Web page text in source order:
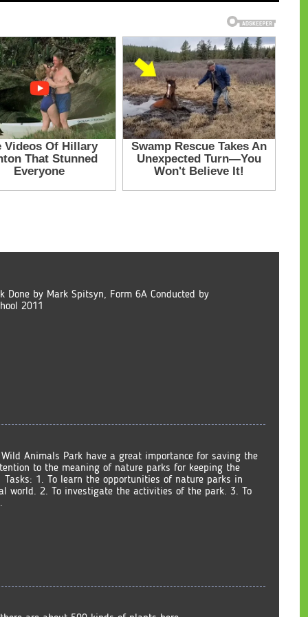
Done by Mark Spitsyn, Form 6A Conducted by
2011
Wild Animals Park have a great importance for saving the
to the meaning of nature parks for keeping the
1. To learn the opportunities of nature parks in
world. 2. To investigate the activities of the park. 3. To